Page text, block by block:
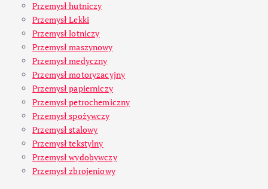
Przemysł hutniczy
Przemysł Lekki
Przemysł lotniczy
Przemysł maszynowy
Przemysł medyczny
Przemysł motoryzacyjny
Przemysł papierniczy
Przemysł petrochemiczny
Przemysł spożywczy
Przemysł stalowy
Przemysł tekstylny
Przemysł wydobywczy
Przemysł zbrojeniowy